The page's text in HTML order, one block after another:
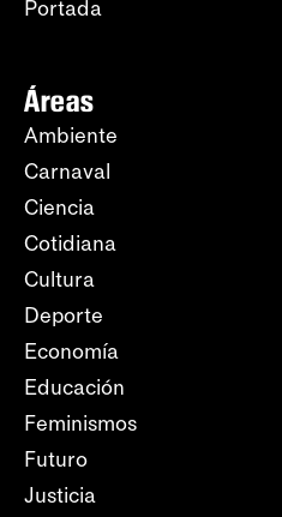
Portada
Áreas
Ambiente
Carnaval
Ciencia
Cotidiana
Cultura
Deporte
Economía
Educación
Feminismos
Futuro
Justicia